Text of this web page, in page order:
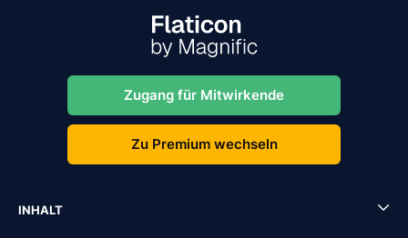
Zugang für Mitwirkende
Zu Premium wechseln
INHALT